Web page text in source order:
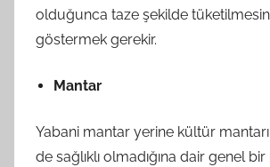
olduğunca taze şekilde
göstermek gerekir.
Mantar
Yabani mantar yerine kültür
de sağlıklı olmadığına dair genel bir